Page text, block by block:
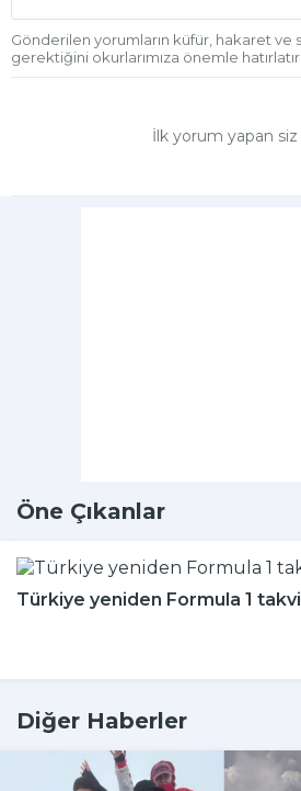
Gönderilen yorumların küfür, hakaret ve
gerektiğini okurlarımıza önemle
İlk yorum yapan siz
Öne Çıkanlar
Türkiye yeniden Formula 1
Diğer Haberler